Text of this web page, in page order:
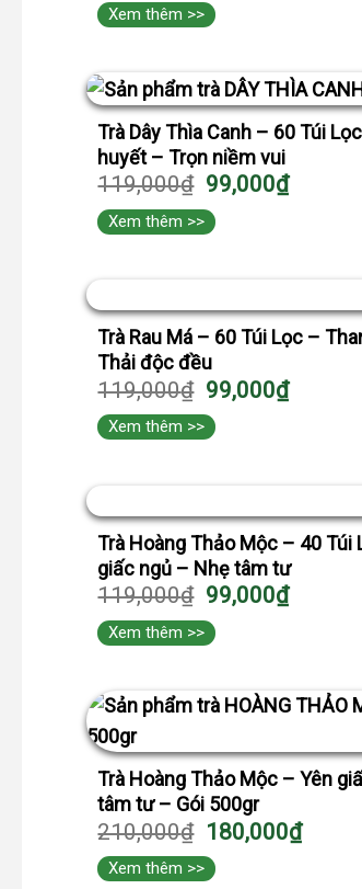
Xem thêm >>
Trà Dây Thìa Canh – 60 Túi
huyết – Trọn niềm vui
119,000₫ 99,000₫
Xem thêm >>
Trà Rau Má – 60 Túi Lọc –
Thải độc đều
119,000₫ 99,000₫
Xem thêm >>
Trà Hoàng Thảo Mộc – 40 Túi
giấc ngủ – Nhẹ tâm tư
119,000₫ 99,000₫
Xem thêm >>
Trà Hoàng Thảo Mộc – Yên
tâm tư – Gói 500gr
210,000₫ 180,000₫
Xem thêm >>